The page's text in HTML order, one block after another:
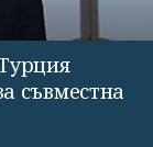
съвместна